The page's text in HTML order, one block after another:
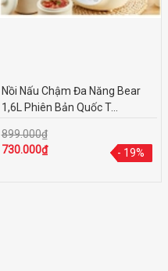
- 19%
Nồi Nấu Chậm Đa Năng Bear
1,6L Phiên Bản Quốc T...
899.000₫
730.000₫
- 19%